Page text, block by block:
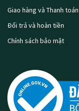
Giao hàng và Thanh toán
Đổi trả và hoàn tiền
Chính sách bảo mật